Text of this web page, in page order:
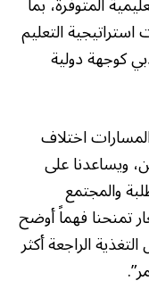
التعليم
دبي كوجهة دولية
اختلاف
ويساعدنا على
والمجتمع
تمنحنا فهماً أوضح
الراجعة أكثر